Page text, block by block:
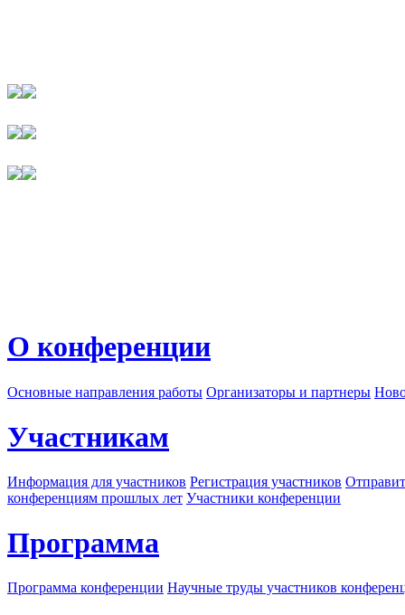
О конференции
Основные направления работы Организаторы и партнеры
Участникам
Информация для участников Регистрация участников
конференциям прошлых лет Участники конференции
Программа
Программа конференции Научные труды участников